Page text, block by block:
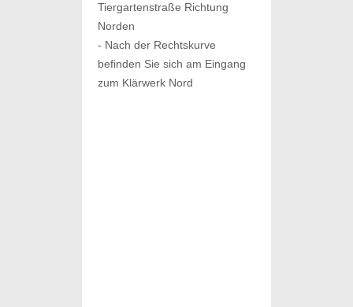
Tiergartenstraße Richtung
Norden
- Nach der Rechtskurve
befinden Sie sich am Eingang
zum Klärwerk Nord